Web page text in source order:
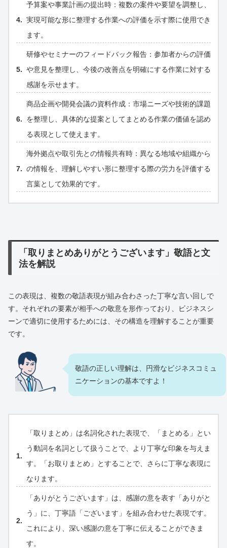
予算案や事業計画の提出時：複数の案件や要望を調整し、
実現可能な形に整理する作業への評価を示す際に使用でき
ます。
研修やセミナーのフィードバック報告：参加者からの評価
や意見を整理し、今後の改善点を明確にする作業に対する
感謝を示せます。
商品企画や開発会議の資料作成：市場ニーズや技術的課題
を整理し、具体的な提案としてまとめる作業の価値を認め
る表現として使えます。
海外拠点や取引先との情報共有時：異なる地域や組織から
の情報を、理解しやすい形に整理する際の労力を評価する
言葉として効果的です。
「取りまとめありがとうございます」敬語と文
法を解説
この表現は、複数の敬語表現が組み合わさった丁寧な言い回しで
す。それぞれの要素が相手への敬意を形作っており、ビジネスシ
ーンで適切に使用するためには、その構造を理解することが重要
です。
敬語の正しい理解は、円滑なビジネスコミュ
ニケーションの基本ですよ！
「取りまとめ」は名詞化された表現で、「まとめる」とい
う動詞を名詞として扱うことで、より丁寧な印象を与えま
す。「お取りまとめ」とすることで、さらに丁寧な表現に
なります。
「ありがとうございます」は、感謝の意を表す「ありがと
う」に、丁寧語「ございます」を組み合わせた表現です。
これにより、深い感謝の意を丁寧に伝えることができま
す。